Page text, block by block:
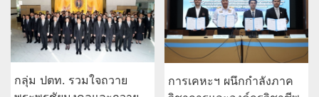
กลุ่ม ปตท. รวมใจถวาย
การเคหะฯ ผนึกกำลังภาค